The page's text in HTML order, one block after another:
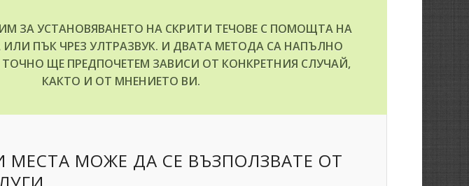
ЗА УСТАНОВЯВАНЕТО НА СКРИТИ ТЕЧОВЕ С ПОМОЩТА НА
ПЪК ЧРЕЗ УЛТРАЗВУК. И ДВАТА МЕТОДА СА НАПЪЛНО
ЩЕ ПРЕДПОЧЕТЕМ ЗАВИСИ ОТ КОНКРЕТНИЯ СЛУЧАЙ,
КАКТО И ОТ МНЕНИЕТО ВИ.
МЕСТА МОЖЕ ДА СЕ ВЪЗПОЛЗВАТЕ ОТ